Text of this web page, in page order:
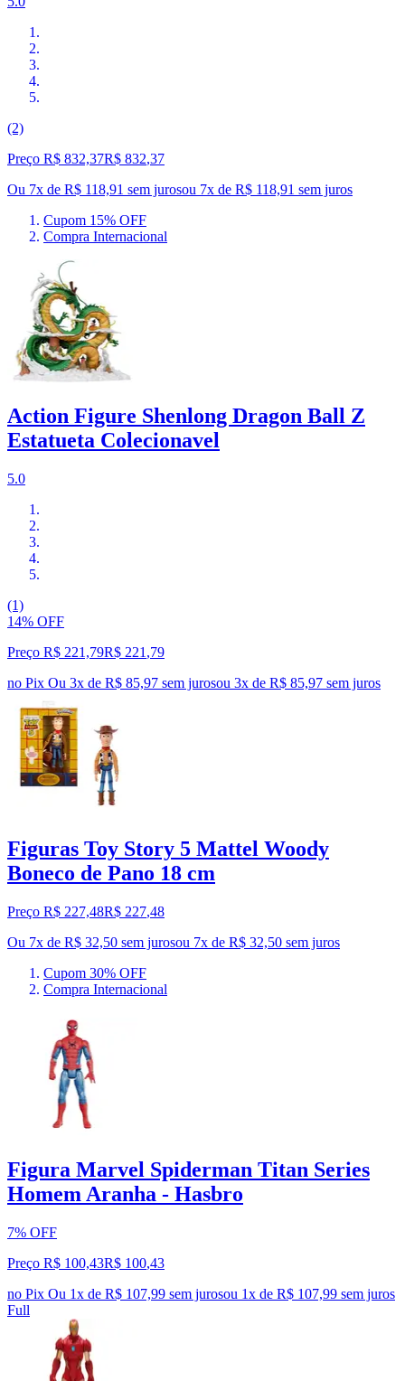
(2)
Preço R$ 832,37R$ 832,37
Ou 7x de R$ 118,91 sem jurosou 7x de R$ 118,91 sem juros
Cupom 15% OFF
Compra Internacional
Action Figure Shenlong Dragon Ball Z
Estatueta Colecionavel
5.0
(1)
14% OFF
Preço R$ 221,79R$ 221 ,79
no Pix Ou 3x de R$ 85,97 sem jurosou 3x de R$ 85,97 sem juros
Figuras Toy Story 5 Mattel Woody
Boneco de Pano 18 cm
Preço R$ 227,48R$ 227,48
Ou 7x de R$ 32,50 sem jurosou 7x de R$ 32,50 sem juros
Cupom 30% OFF
Compra Internacional
Figura Marvel Spiderman Titan Series
Homem Aranha - Hasbro
7% OFF
Preço R$ 100,43R$ 100,43
no Pix Ou 1x de R$ 107,99 sem jurosou 1x de R$ 107,99 sem juros
Full